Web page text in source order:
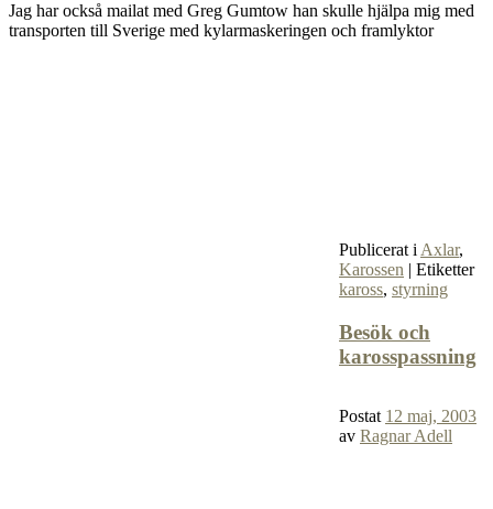
Jag har också mailat med Greg Gumtow han skulle hjälpa mig med
transporten till Sverige med kylarmaskeringen och framlyktor
Publicerat iAxlar,
Karossen | Etiketter
kaross, styrning
Besök och
karosspassning
Postat 12 maj, 2003
av Ragnar Adell